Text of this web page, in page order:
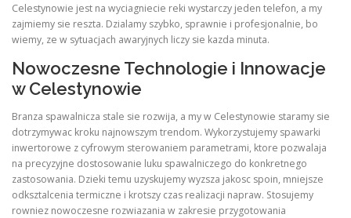
Celestynowie jest na wyciagniecie reki wystarczy jeden telefon, a my
zajmiemy sie reszta. Dzialamy szybko, sprawnie i profesjonalnie, bo
wiemy, ze w sytuacjach awaryjnych liczy sie kazda minuta.
Nowoczesne Technologie i Innowacje
w Celestynowie
Branza spawalnicza stale sie rozwija, a my w Celestynowie staramy sie
dotrzymywac kroku najnowszym trendom. Wykorzystujemy spawarki
inwertorowe z cyfrowym sterowaniem parametrami, ktore pozwalaja
na precyzyjne dostosowanie luku spawalniczego do konkretnego
zastosowania. Dzieki temu uzyskujemy wyzsza jakosc spoin, mniejsze
odksztalcenia termiczne i krotszy czas realizacji napraw. Stosujemy
rowniez nowoczesne rozwiazania w zakresie przygotowania